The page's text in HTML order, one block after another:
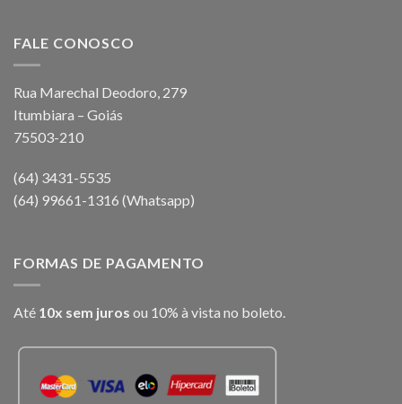
FALE CONOSCO
Rua Marechal Deodoro, 279
Itumbiara – Goiás
75503-210
(64) 3431-5535
(64) 99661-1316 (Whatsapp)
FORMAS DE PAGAMENTO
Até 10x sem juros ou 10% à vista no boleto.